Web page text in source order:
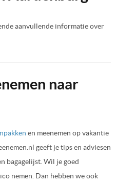
aanvullende informatie over
naar
en meenemen op vakantie
geeft je tips en adviesen
bagagelijst. Wil je goed
nemen. Dan hebben we ook